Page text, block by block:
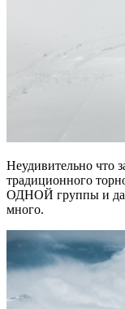
Неудивительно что
традиционного
ОДНОЙ группы и
много.